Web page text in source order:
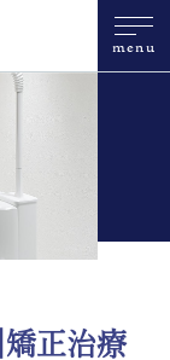
menu
矯正治療